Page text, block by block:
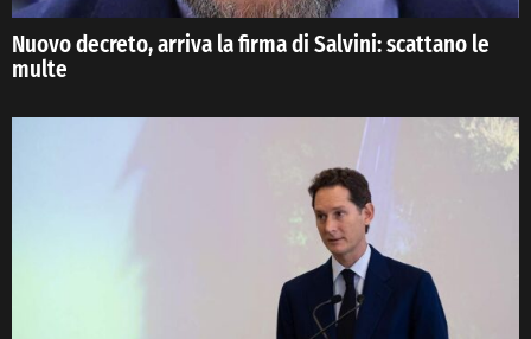
Nuovo decreto, arriva la firma di Salvini: scattano le
multe